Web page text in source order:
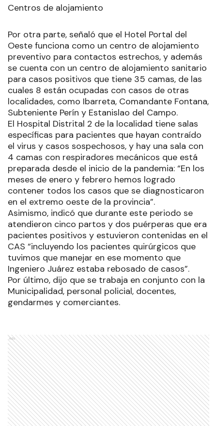
Centros de alojamiento
Por otra parte, señaló que el Hotel Portal del
Oeste funciona como un centro de alojamiento
preventivo para contactos estrechos, y además
se cuenta con un centro de alojamiento sanitario
para casos positivos que tiene 35 camas, de las
cuales 8 están ocupadas con casos de otras
localidades, como Ibarreta, Comandante Fontana,
Subteniente Perín y Estanislao del Campo.
El Hospital Distrital 2 de la localidad tiene salas
específicas para pacientes que hayan contraído
el virus y casos sospechosos, y hay una sala con
4 camas con respiradores mecánicos que está
preparada desde el inicio de la pandemia: “En los
meses de enero y febrero hemos logrado
contener todos los casos que se diagnosticaron
en el extremo oeste de la provincia”.
Asimismo, indicó que durante este periodo se
atendieron cinco partos y dos puérperas que era
pacientes positivos y estuvieron contenidas en el
CAS “incluyendo los pacientes quirúrgicos que
tuvimos que manejar en ese momento que
Ingeniero Juárez estaba rebosado de casos”.
Por último, dijo que se trabaja en conjunto con la
Municipalidad, personal policial, docentes,
gendarmes y comerciantes.
Ads